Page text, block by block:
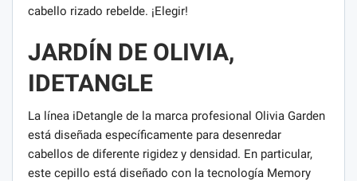
cabello rizado rebelde. ¡Elegir!
JARDÍN DE OLIVIA,
IDETANGLE
La línea iDetangle de la marca profesional Olivia Garden
está diseñada específicamente para desenredar
cabellos de diferente rigidez y densidad. En particular,
este cepillo está diseñado con la tecnología Memory